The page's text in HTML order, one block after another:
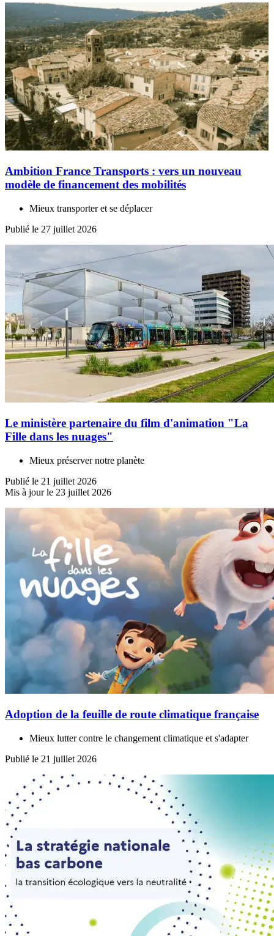
Ambition France Transports : vers un nouveau
modèle de financement des mobilités
Mieux transporter et se déplacer
Publié le 27 juillet 2026
Le ministère partenaire du film d'animation "La
Fille dans les nuages"
Mieux préserver notre planète
Publié le 21 juillet 2026
Mis à jour le 23 juillet 2026
Adoption de la feuille de route climatique française
Mieux lutter contre le changement climatique et s'adapter
Publié le 21 juillet 2026